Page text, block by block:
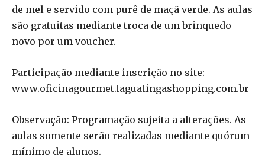
de mel e servido com purê de maçã verde. As aulas
são gratuitas mediante troca de um brinquedo
novo por um voucher.
Participação mediante inscrição no site:
www.oficinagourmet.taguatingashopping.com.br
Observação: Programação sujeita a alterações. As
aulas somente serão realizadas mediante quórum
mínimo de alunos.